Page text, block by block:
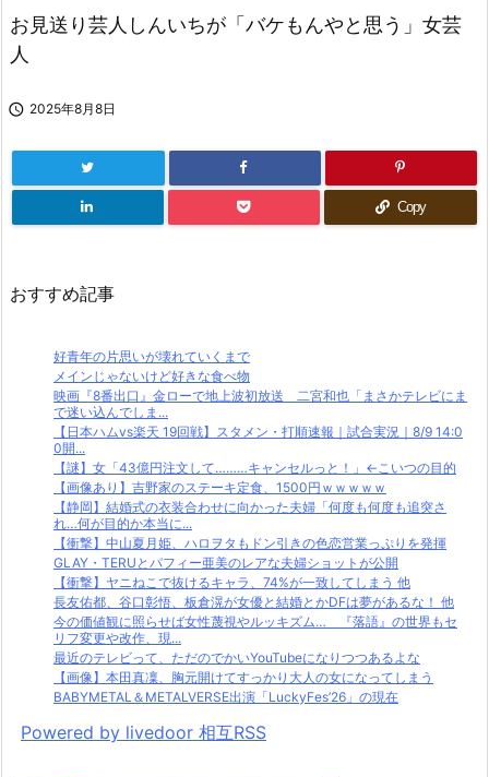
お見送り芸人しんいちが「バケもんやと思う」女芸
人
 2025年8月8日
Copy
おすすめ記事
好青年の片思いが壊れていくまで
メインじゃないけど好きな食べ物
映画『8番出口』金ローで地上波初放送 二宮和也「まさかテレビにま
で迷い込んでしま...
【日本ハムvs楽天 19回戦】スタメン・打順速報｜試合実況｜8/9 14:0
0開...
【謎】女「43億円注文して………キャンセルっと！」←こいつの目的
【画像あり】吉野家のステーキ定食、1500円ｗｗｗｗｗ
【静岡】結婚式の衣装合わせに向かった夫婦「何度も何度も追突さ
れ…何が目的か本当に...
【衝撃】中山夏月姫、ハロヲタもドン引きの色恋営業っぷりを発揮
GLAY・TERUとパフィー亜美のレアな夫婦ショットが公開
【衝撃】ヤニねこで抜けるキャラ、74%が一致してしまう 他
長友佑都、谷口彰悟、板倉滉が女優と結婚とかDFは夢があるな！ 他
今の価値観に照らせば女性蔑視やルッキズム… 『落語』の世界もセ
リフ変更や改作、現...
最近のテレビって、ただのでかいYouTubeになりつつあるよな
【画像】本田真凜、胸元開けてすっかり大人の女になってしまう
BABYMETAL＆METALVERSE出演「LuckyFes’26」の現在
Powered by livedoor 相互RSS